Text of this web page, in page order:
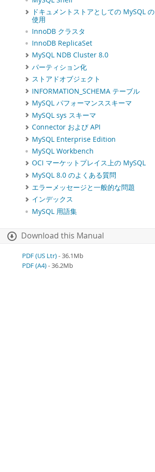
ドキュメントストアとしての MySQL の
使用
InnoDB クラスタ
InnoDB ReplicaSet
MySQL NDB Cluster 8.0
パーティション化
ストアドオブジェクト
INFORMATION_SCHEMA テーブル
MySQL パフォーマンススキーマ
MySQL sys スキーマ
Connector および API
MySQL Enterprise Edition
MySQL Workbench
OCI マーケットプレイス上の MySQL
MySQL 8.0 のよくある質問
エラーメッセージと一般的な問題
インデックス
MySQL 用語集
Download this Manual
PDF (US Ltr)- 36.1Mb
PDF (A4)- 36.2Mb